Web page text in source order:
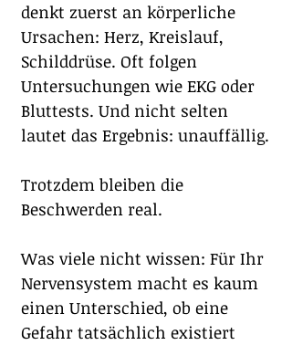
denkt zuerst an körperliche
Ursachen: Herz, Kreislauf,
Schilddrüse. Oft folgen
Untersuchungen wie EKG oder
Bluttests. Und nicht selten
lautet das Ergebnis: unauffällig.
Trotzdem bleiben die
Beschwerden real.
Was viele nicht wissen: Für Ihr
Nervensystem macht es kaum
einen Unterschied, ob eine
Gefahr tatsächlich existiert